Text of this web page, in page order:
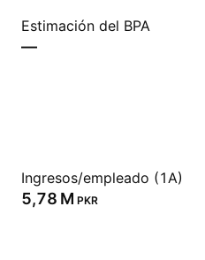
Estimación del BPA
—
Ingresos/empleado (1A)
‪5,78 M‬ PKR